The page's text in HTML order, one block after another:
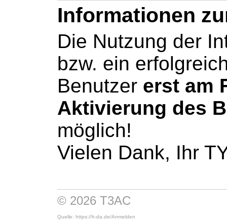
Informationen
Die Nutzung der
bzw. ein
Benutzer erst am
Aktivierung des
möglich!
Vielen Dank, Ihr
© 2026 T3AC
Quelle: https://h-da.de/Anmelden